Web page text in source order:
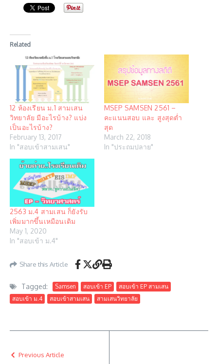
Related
12 ห้องเรียน ม.1 สามเสน
วิทยาลัย มีอะไรบ้าง? แบ่ง
เป็นอะไรบ้าง?
February 13, 2017
In "สอบเข้าสามเสน"
MSEP SAMSEN 2561 –
คะแนนสอบ และ สูงสุดต่ำ
สุด
March 22, 2018
In "ประถมปลาย"
2563 ม.4 สามเสน ก็ยังรับ
เพิ่มมากขึ้นเหมือนเดิม
May 1, 2020
In "สอบเข้า ม.4"
Share this Article
Tagged: Samsen สอบเข้า EP
สอบเข้า EP สามเสน
สอบเข้า ม.4
สอบเข้าสามเสน สามเสนวิทยาลัย
Previous Article